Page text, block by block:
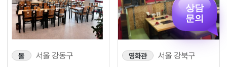
몰 서울 강동구 영화관 서울 강북구
상담
문의